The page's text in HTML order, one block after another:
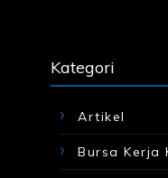
Kategori
Artikel
Bursa Kerja